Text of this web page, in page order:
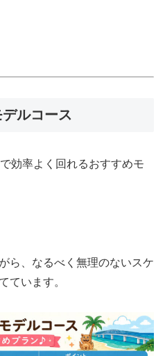
ルコース
効率よく回れるおすすめモ
ら、なるべく無理のないスケ
ています。